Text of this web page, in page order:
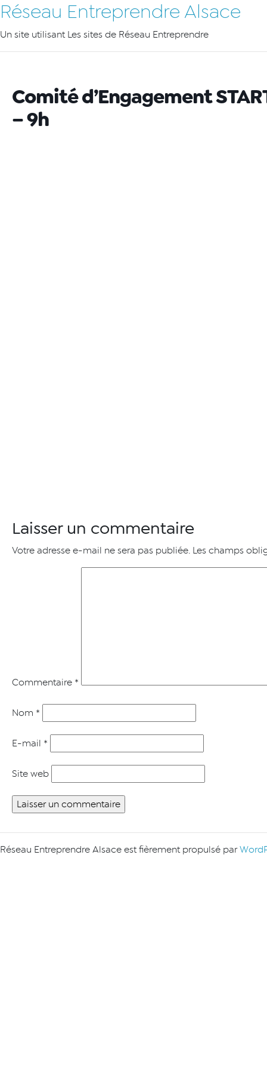
Réseau Entreprendre Alsace
Un site utilisant Les sites de Réseau Entreprendre
Comité d’Engagement
– 9h
Laisser un commentaire
Votre adresse e-mail ne sera pas publiée. Les champs
Commentaire *
Nom *
E-mail *
Site web
Réseau Entreprendre Alsace est fièrement propulsé par